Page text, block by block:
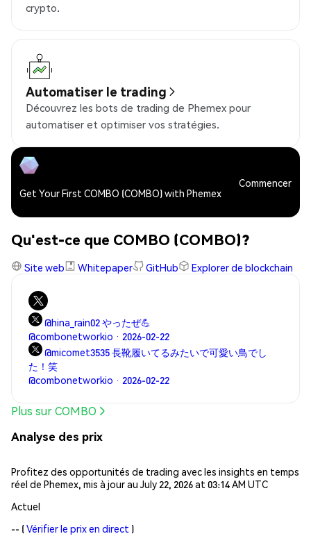
crypto.
Automatiser le trading
Découvrez les bots de trading de Phemex pour
automatiser et optimiser vos stratégies.
Get Your First COMBO (COMBO) with Phemex
Commencer
Qu'est-ce que COMBO (COMBO)?
Site web Whitepaper GitHub Explorer de blockchain
@hina_rain02 やったぜ💪
@combonetworkio · 2026-02-22
@micomet3535 長靴履いてるみたいで可愛い鳥でし
た！笑
@combonetworkio · 2026-02-22
Plus sur COMBO
Analyse des prix
Profitez des opportunités de trading avec les insights en temps
réel de Phemex, mis à jour au July 22, 2026 at 03:14 AM UTC
Actuel
-- (Vérifier le prix en direct )